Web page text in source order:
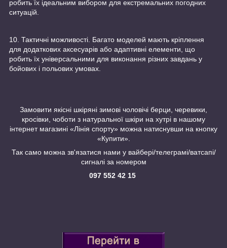
робить їх ідеальним вибором для екстремальних погодних
ситуацій.
10. Тактичні можливості. Багато моделей мають кріплення
для додаткових аксесуарів або адаптивні елементи, що
робить їх універсальними для виконання різних завдань у
бойових і польових умовах.
Замовити якісні шкіряні зимові чоловічі берци, черевики,
кросівки, чоботи з натуральної шкіри на хутрі в нашому
інтернет магазині «Лінія спорту» можна натиснувши на кнопку
«Купити».
Так само можна зв'язатися нами у вайбері/телеграмі/ватсапі/
сигналі за номером
097 552 42 15